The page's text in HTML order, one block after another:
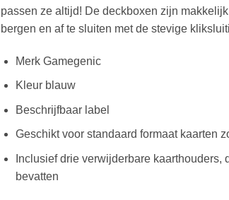
passen ze altijd! De deckboxen zijn
bergen en af te sluiten met de stevige
Merk Gamegenic
Kleur blauw
Beschrijfbaar label
Geschikt voor standaard formaat kaarten
Inclusief drie verwijderbare
bevatten